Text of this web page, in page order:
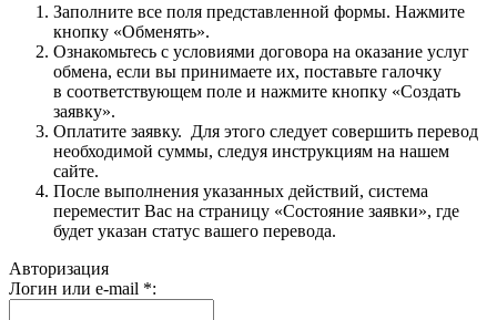
Заполните все поля представленной формы. Нажмите
кнопку «Обменять».
Ознакомьтесь с условиями договора на оказание услуг
обмена, если вы принимаете их, поставьте галочку
в соответствующем поле и нажмите кнопку «Создать
заявку».
Оплатите заявку. Для этого следует совершить перевод
необходимой суммы, следуя инструкциям на нашем
сайте.
После выполнения указанных действий, система
переместит Вас на страницу «Состояние заявки», где
будет указан статус вашего перевода.
Авторизация
Логин или e-mail *: